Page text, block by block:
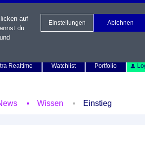
Realtime
Watchlist Portfolio
Wissen Einstieg
auf
du
Einstellungen Ablehnen